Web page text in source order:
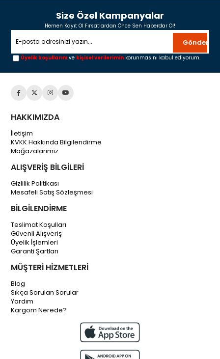
Size Özel Kampanyalar
Hemen Kayıt Ol Fırsatlardan Önce Sen Haberdar Ol!
Gönder
Üyelik koşullarını ve kişisel verilerimin korunmasını kabul ediyorum.
HAKKIMIZDA
İletişim
KVKK Hakkında Bilgilendirme
Mağazalarımız
ALIŞVERİŞ BİLGİLERİ
Gizlilik Politikası
Mesafeli Satış Sözleşmesi
BİLGİLENDİRME
Teslimat Koşulları
Güvenli Alışveriş
Üyelik İşlemleri
Garanti Şartları
MÜŞTERİ HİZMETLERİ
Blog
Sıkça Sorulan Sorular
Yardım
Kargom Nerede?